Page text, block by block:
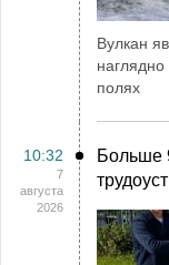
Вулкан
полях
10:32
7
августа
2026
Больше